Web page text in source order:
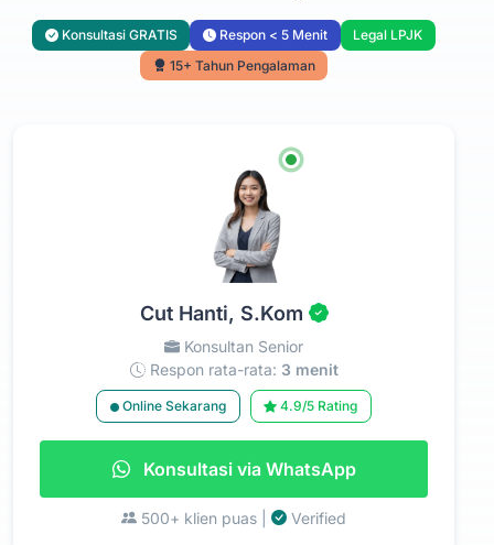
Konsultasi GRATIS Respon < 5 Menit
Legal LPJK
15+ Tahun Pengalaman
Cut Hanti, S.Kom
Konsultan Senior
Respon rata-rata: 3 menit
Online Sekarang 4.9/5 Rating
Konsultasi via WhatsApp
500+ klien puas | Verified